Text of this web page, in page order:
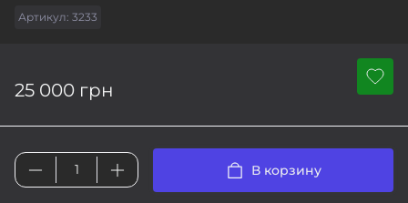
Артикул: 3233
25 000 грн
В корзину